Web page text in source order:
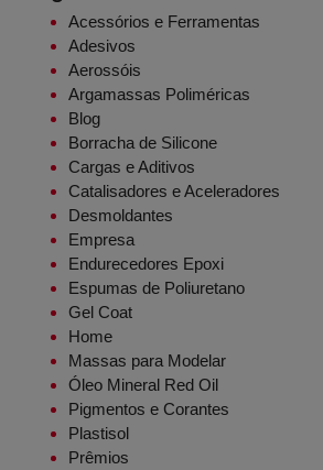
Acessórios e Ferramentas
Adesivos
Aerossóis
Argamassas Poliméricas
Blog
Borracha de Silicone
Cargas e Aditivos
Catalisadores e Aceleradores
Desmoldantes
Empresa
Endurecedores Epoxi
Espumas de Poliuretano
Gel Coat
Home
Massas para Modelar
Óleo Mineral Red Oil
Pigmentos e Corantes
Plastisol
Prêmios